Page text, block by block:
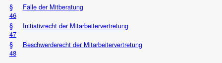
§
46
Fälle der Mitberatung
§
47
Initiativrecht der Mitarbeitervertretung
§
48
Beschwerderecht der Mitarbeitervertretung